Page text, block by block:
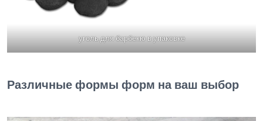
уголь для барбекю в упаковке
Различные формы форм на ваш выбор